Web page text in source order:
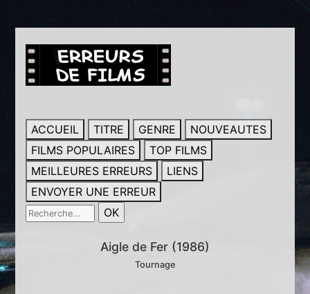
ACCUEIL TITRE GENRE
NOUVEAUTES
FILMS POPULAIRES
TOP FILMS
MEILLEURES ERREURS
LIENS
ENVOYER UNE ERREUR
Aigle de Fer (1986)
Tournage